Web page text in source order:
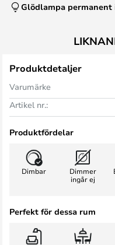
Glödlampa permanent
Produktdetaljer
Varumärke
Artikel nr.:
Produktfördelar
Dimbar
Dimmer
ingår ej
Perfekt för dessa rum